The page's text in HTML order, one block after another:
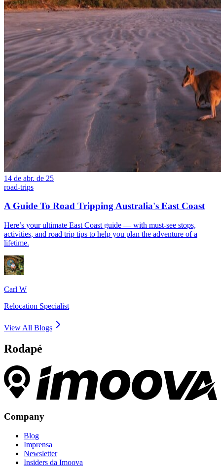
14 de abr. de 25
road-trips
A Guide To Road Tripping Australia's East Coast
Here’s your ultimate East Coast guide — with must-see stops,
activities, and road trip tips to help you plan the adventure of a
lifetime.
Carl W
Relocation Specialist
View All Blogs
Rodapé
Company
Blog
Imprensa
Newsletter
Insiders da Imoova